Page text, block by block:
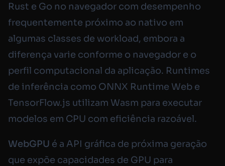
Rust e Go no navegador com desempenho
frequentemente próximo ao nativo em
algumas classes de workload, embora a
diferença varie conforme o navegador e o
perfil computacional da aplicação. Runtimes
de inferência como ONNX Runtime Web e
TensorFlow.js utilizam Wasm para executar
modelos em CPU com eficiência razoável.
WebGPU é a API gráfica de próxima geração
que expõe capacidades de GPU para